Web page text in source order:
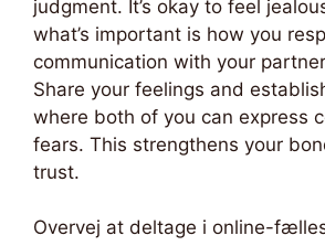
judgment. It’s okay to feel
what’s important is how you
communication with your
Share your feelings and
where both of you can express
fears. This strengthens your
trust.
Overvej at deltage i online-